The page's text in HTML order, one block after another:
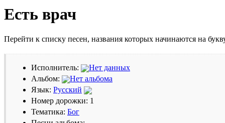
Есть врач
Перейти к списку песен, названия которых начинаются на
Исполнитель:
Нет данных
Альбом:
Нет альбома
Язык: Русский
Номер дорожки: 1
Тематика: Бог